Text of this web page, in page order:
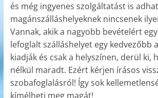
és még ingyenes szolgáltatást is
magánszálláshelyeknek nincsenek
Vannak, akik a nagyobb bevételért
lefoglalt szálláshelyet egy kedvezőbb
kiadják és csak a helyszínen, derül ki,
nélkül maradt. Ezért kérjen írásos
szobafoglalásról! Így sok
kímélheti meg magát!